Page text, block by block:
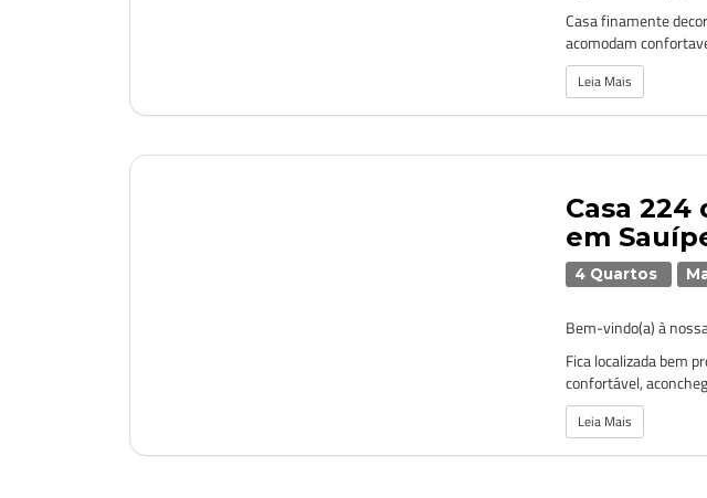
Casa finamente
acomodam
Leia Mais
Casa
em
4 Quartos
Bem-vindo(a) à
Fica localizada bem
confortável,
Leia Mais